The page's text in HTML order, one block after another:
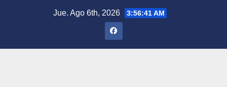
Jue. Ago 6th, 2026 3:56:42 AM